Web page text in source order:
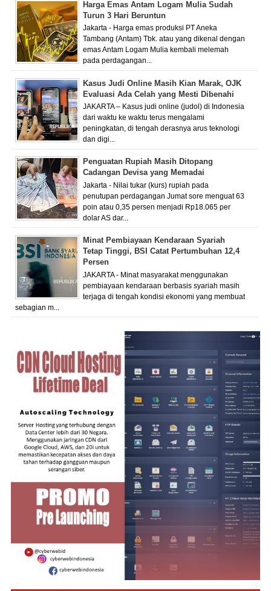
Harga Emas Antam Logam Mulia Sudah
Turun 3 Hari Beruntun
Jakarta - Harga emas produksi PT Aneka
Tambang (Antam) Tbk. atau yang dikenal dengan
emas Antam Logam Mulia kembali melemah
pada perdagangan...
Kasus Judi Online Masih Kian Marak, OJK
Evaluasi Ada Celah yang Mesti Dibenahi
JAKARTA – Kasus judi online (judol) di Indonesia
dari waktu ke waktu terus mengalami
peningkatan, di tengah derasnya arus teknologi
dan digi...
Penguatan Rupiah Masih Ditopang
Cadangan Devisa yang Memadai
Jakarta - Nilai tukar (kurs) rupiah pada
penutupan perdagangan Jumat sore menguat 63
poin atau 0,35 persen menjadi Rp18.065 per
dolar AS dar...
Minat Pembiayaan Kendaraan Syariah
Tetap Tinggi, BSI Catat Pertumbuhan 12,4
Persen
JAKARTA - Minat masyarakat menggunakan
pembiayaan kendaraan berbasis syariah masih
terjaga di tengah kondisi ekonomi yang membuat
sebagian m...